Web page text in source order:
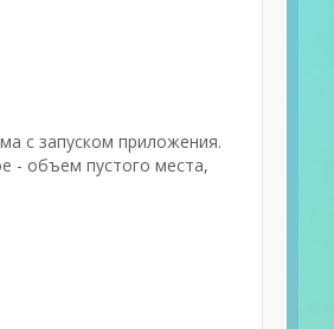
с запуском приложения.
- объем пустого места,